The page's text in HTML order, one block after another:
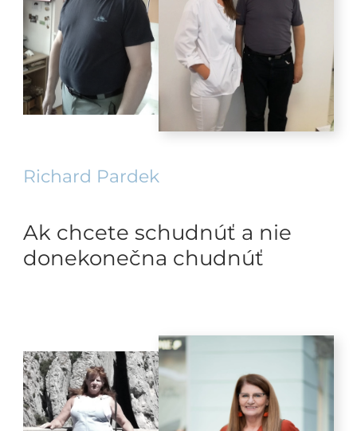
Richard Pardek
Ak chcete schudnúť a nie
donekonečna chudnúť